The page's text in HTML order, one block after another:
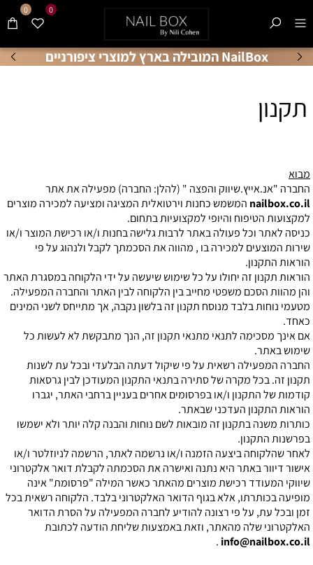
NailBox המובילה בארץ למוצרי ציפורניים
0 0
תקנון
מבוא
החברה "אנ.אייץ.שיווק והפצה " (להלן: החברה) מפעילה את אתר
nailbox.co.il המשמש כחנות וירטואלית המציגה ומציעה למכירה מוצרים
למקצועות הטיפוח והיופי למקצועיות בתחום.
כניסה לאתר וכל פעולה באתר לרבות גלישה בחנות ו/או רכישת המוצר ו/או
שירות המוצעים למכירה בו , מהווה את הסכמתך לקבל ולנהוג על פי
הוראות התקנון.
הוראות תקנון זה יחולו על כל שימוש שיעשה על ידי הלקוחה במסגרת האתר
והן מהוות הסכם משפטי מחייב בין הלקוחה לבין האתר והחברה המפעילה.
מטעמי נוחות בלבד מנוסח תקנון זה בלשון נקבה, אך מתייחס לשני המינים
כאחד.
אם אינך מסכימה לתנאי מתנאי תקנון זה, הנך מתבקשת לא לעשות כל
שימוש באתר.
החברה המפעילה רשאית על פי שיקול דעתה הבלעדי ובכל עת לשנות
תקנון זה. בכל מקרה של סתירה בתנאי התקנון המעודכן לבין גרסאות
קודמות של התקנון ו/או בפרסומים אחרים בעניין ברחבי האתר, יגברו
הוראות התקנון העדכני שבאתר.
כותרות משנה בתקנון זה מובאות לשם נוחות והבנה קלה יותר ולא ישמשו
בפרשנות התקנון.
לאחר שהלקוחה ביצעה הזמנה ו/או נרשמה לאתר, הרשמה לניוזלטר ו/או
אישור דיוור באתר היא נתנה ואישרה את הסכמתה לקבלת דואר אלקטרוני
שיווקי המעודד רכישת מוצרים מהאתר כאשר המילה "פרסומת" אינה
מופיעה בכותרתו, אלא בגוף הדואר האלקטרוני בלבד. הלקוחה רשאית בכל
זמן ובכל עת, על פי רצונה להודיע לחברה המפעילה על הסרת הדואר
האלקטרוני שלה מהאתר, וזאת באמצעות שליחת הודעה לכתובת
info@nailbox.co.il
.